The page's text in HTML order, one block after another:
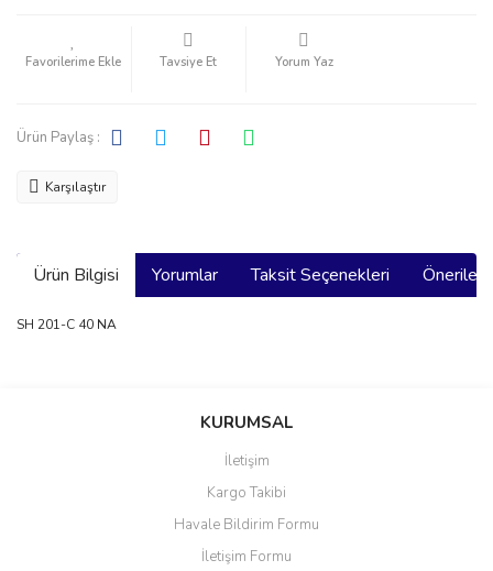
Tavsiye Et Yorum Yaz
Ürün Paylaş :
Karşılaştır
Ürün Bilgisi Yorumlar Taksit Seçenekleri
SH 201-C 40 NA
Bu ürüne ilk yorumu siz yapın!
Ürün resmi kalitesiz, bozuk veya görüntülenemiyor.
Ürün açıklamasında eksik bilgiler bulunuyor.
Ürün bilgilerinde hatalar bulunuyor.
KURUMSAL
İletişim
Kargo Takibi
Havale Bildirim Formu
İletişim Formu